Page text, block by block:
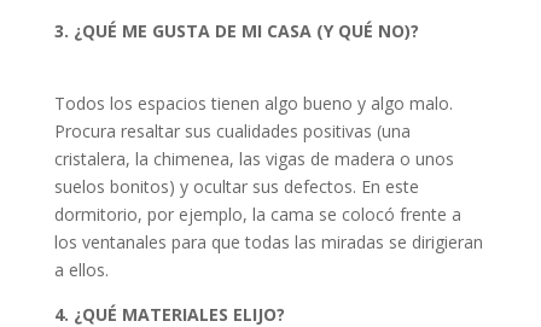
3. ¿QUÉ ME GUSTA DE MI CASA (Y QUÉ NO)?
Todos los espacios tienen algo bueno y algo malo.
Procura resaltar sus cualidades positivas (una
cristalera, la chimenea, las vigas de madera o unos
suelos bonitos) y ocultar sus defectos. En este
dormitorio, por ejemplo, la cama se colocó frente a
los ventanales para que todas las miradas se dirigieran
a ellos.
4. ¿QUÉ MATERIALES ELIJO?